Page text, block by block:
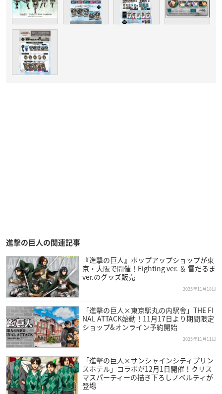
進撃の巨人の関連記事
『進撃の巨人』ポップアップショップが東
京・大阪で開催！Fighting ver. ＆ 雪だるま
ver.のグッズ販売
2025年11月18日
「進撃の巨人×東京駅丸の内駅舎」THE FI
NAL ATTACK始動！11月17日より期間限定
ショップ&オンライン予約開始
2025年11月11日
「進撃の巨人×サンシャインシティプリン
スホテル」コラボが12月1日開催！クリス
マスパーティーの描き下ろしノベルティが
登場